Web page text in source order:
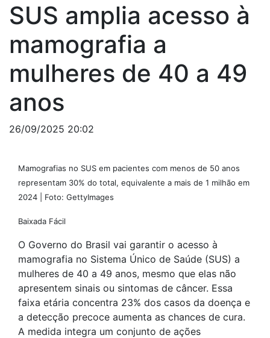
SUS amplia acesso à
mamografia a
mulheres de 40 a 49
anos
26/09/2025 20:02
Mamografias no SUS em pacientes com menos de 50 anos
representam 30% do total, equivalente a mais de 1 milhão em
2024 | Foto: GettyImages
Baixada Fácil
O Governo do Brasil vai garantir o acesso à
mamografia no Sistema Único de Saúde (SUS) a
mulheres de 40 a 49 anos, mesmo que elas não
apresentem sinais ou sintomas de câncer. Essa
faixa etária concentra 23% dos casos da doença e
a detecção precoce aumenta as chances de cura.
A medida integra um conjunto de ações